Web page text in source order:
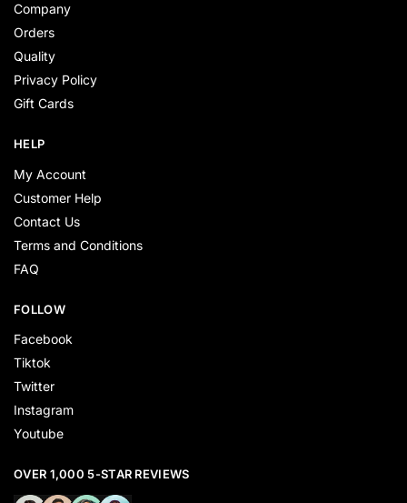
Company
Orders
Quality
Privacy Policy
Gift Cards
HELP
My Account
Customer Help
Contact Us
Terms and Conditions
FAQ
FOLLOW
Facebook
Tiktok
Twitter
Instagram
Youtube
OVER 1,000 5-STAR REVIEWS